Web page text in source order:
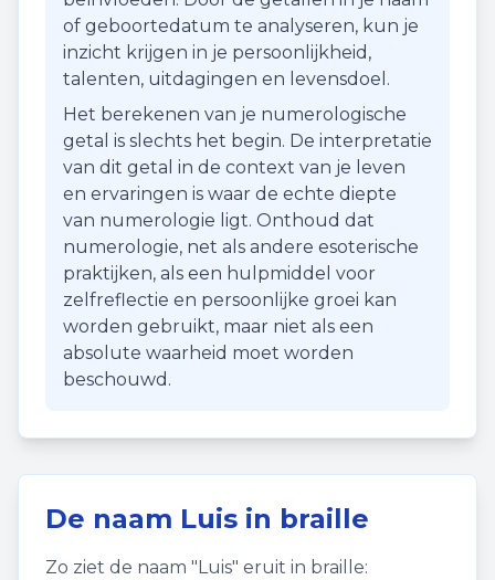
of geboortedatum te analyseren, kun je
inzicht krijgen in je persoonlijkheid,
talenten, uitdagingen en levensdoel.
Het berekenen van je numerologische
getal is slechts het begin. De interpretatie
van dit getal in de context van je leven
en ervaringen is waar de echte diepte
van numerologie ligt. Onthoud dat
numerologie, net als andere esoterische
praktijken, als een hulpmiddel voor
zelfreflectie en persoonlijke groei kan
worden gebruikt, maar niet als een
absolute waarheid moet worden
beschouwd.
De naam Luis in braille
Zo ziet de naam "Luis" eruit in braille: